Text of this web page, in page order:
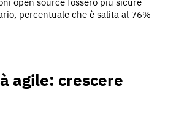
percentuale che è salita al 76%
agile: crescere